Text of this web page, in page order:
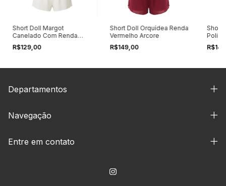
Short Doll Margot
Canelado Com Renda
Branco Arcore
R$129,00
Short Doll Orquídea Renda
Vermelho Arcore
R$149,00
Short
Departamentos
Navegação
Entre em contato